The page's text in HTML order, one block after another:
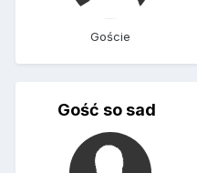
Goście
Gość so sad